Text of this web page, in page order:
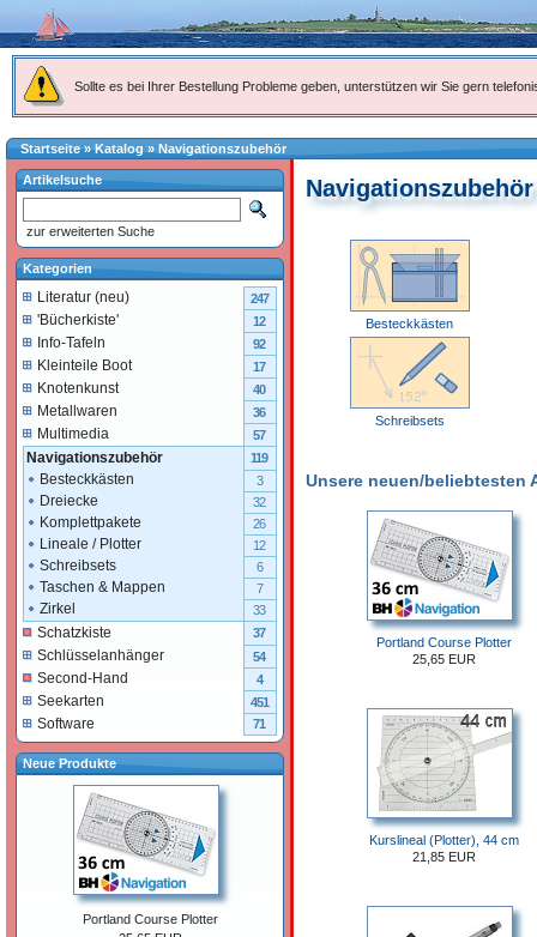
Sollte es bei Ihrer Bestellung Probleme geben, unterstützen wir Sie gern
Startseite»Katalog » Navigationszubehör
Navigationszubehör
Besteckkästen
Schreibsets
Unsere neuen/beliebtesten
Portland Course Plotter
25,65 EUR
Kurslineal (Plotter), 44 cm
21,85 EUR
Artikelsuche
zur erweiterten Suche
Kategorien
Literatur (neu) 247
'Bücherkiste' 12
Info-Tafeln 92
Kleinteile Boot 17
Knotenkunst 40
Metallwaren 36
Multimedia 57
Navigationszubehör 119
Besteckkästen 3
Dreiecke 32
Komplettpakete 26
Lineale / Plotter 12
Schreibsets 6
Taschen & Mappen 7
Zirkel 33
Schatzkiste 37
Schlüsselanhänger 54
Second-Hand 4
Seekarten 451
Software 71
Neue Produkte
Portland Course Plotter